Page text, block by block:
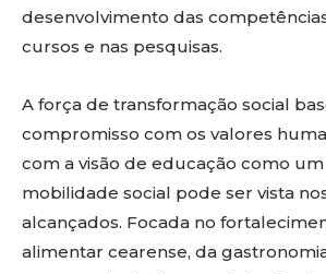
desenvolvimento das
cursos e nas pesquisas.
A força de transformação social
compromisso com os valores
com a visão de educação como
mobilidade social pode ser vista
alcançados. Focada no
alimentar cearense, da